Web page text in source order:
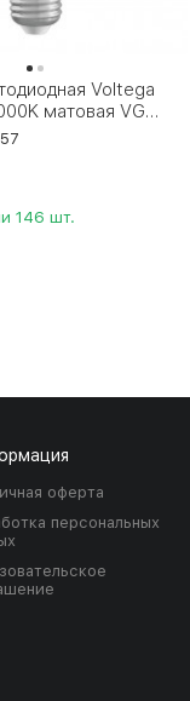
Voltega
матовая VG2-
7157
146 шт.
оферта
персональных